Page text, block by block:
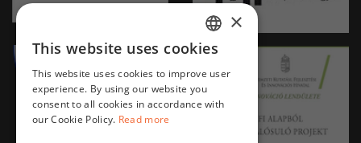
HUNGARIAN
ENGLISH
×
This website uses cookies
This website uses cookies to improve user
experience. By using our website you
consent to all cookies in accordance with
our Cookie Policy. Read more